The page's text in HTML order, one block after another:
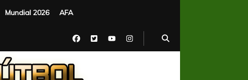
Mundial 2026 AFA